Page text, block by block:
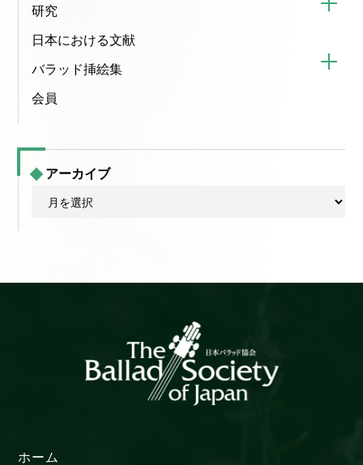
研究
日本における文献
バラッド挿絵集
会員
アーカイブ
ブ
ホーム